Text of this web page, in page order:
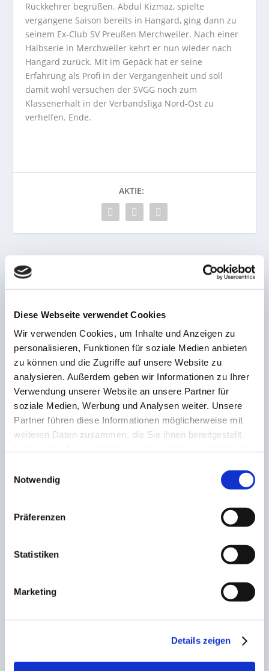
Diese Webseite verwendet Cookies
Wir verwenden Cookies, um Inhalte und Anzeigen zu
personalisieren, Funktionen für soziale Medien anbieten
zu können und die Zugriffe auf unsere Website zu
analysieren. Außerdem geben wir Informationen zu Ihrer
Verwendung unserer Website an unsere Partner für
soziale Medien, Werbung und Analysen weiter. Unsere
Partner führen diese Informationen möglicherweise mit
weiteren Daten zusammen, die Sie ihnen bereitgestellt
Notwendig
Präferenzen
Statistiken
Marketing
Details zeigen
Rückkehrer begrüßen. Abdul Kizmaz, spielte
vergangene Saison bereits in Hangard, ging dann zu
seinem Ex-Club SV Preußen Merchweiler. Nach einer
Halbserie in Merchweiler kehrt er nun wieder nach
Hangard zurück. Mit im Gepäck hat er seine
Erfahrung als Profi in der Vergangenheit und soll
damit wohl versuchen der SVGG noch zum
Klassenerhalt in der Verbandsliga Nord-Ost zu
verhelfen. Ende.
AKTIE:
VORHERIGE
Besuch machen
Volksbankenmasters-
Finale Teilnahme Dank
Schmitt-Treffer von Hellas
05 Bildstock perfekt
NÄCHSTE
ZUSAMMENHÄNGENDE POSTS
2023
Neue Trainerausbildung beim Saarländischen
24. Dezember 2022
Trainerwechsel bei der SG Wadrill-Sitzerath!
8. Dezember 2022